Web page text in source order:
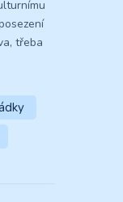
třeba